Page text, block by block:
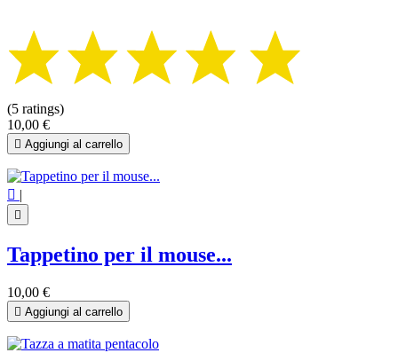
(5 ratings)
10,00 €
 Aggiungi al carrello
 |

Tappetino per il mouse...
10,00 €
 Aggiungi al carrello